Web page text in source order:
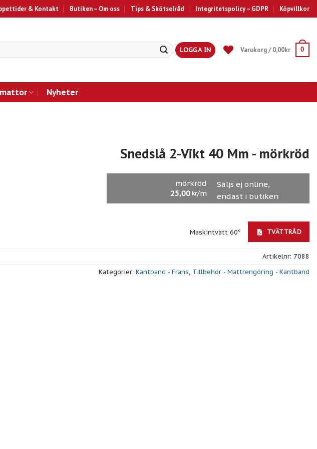
& Kontakt Butiken – Om oss Tips & Skötselråd Integritetspolicy – GDPR Köpvillkor
LOGGA IN Varukorg /0,00kr 0
Nyheter
Snedslå 2-Vikt 40 Mm - mörkröd
mörkröd
25,00 kr/m
Säljs ej online,
endast i butiken
Maskintvätt 60° TVÄTTRÅD
Artikelnr: 7088
Kategorier: Kantband - Frans, Tillbehör - Mattrengöring - Kantband